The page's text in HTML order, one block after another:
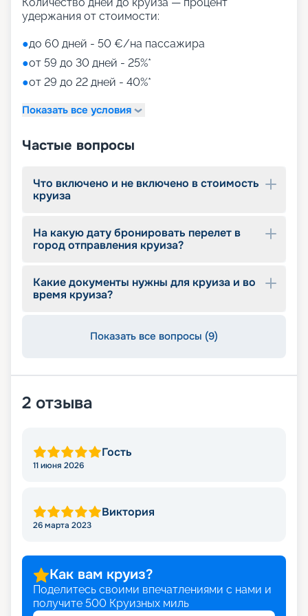
«Круиз.онлайн»
Наша компания предлагает купить путевки на
круизы MSC World Europa не выходя из дома. На
нашем сайте вы найдете всю необходимую
круизов на 2026 - 2027 г., характеристики
лайнера, описание кают, цены на путевки, фото
Опытные специалисты с удовольствием
оказывать информационную поддержку на
протяжении круиза. Бронируйте путевки и
лайнере из будущего!
удержания от стоимости:
●до 60 дней - 50 €/на пассажира
●от 59 до 30 дней - 25%*
●от 29 до 22 дней - 40%*
Показать все условия
Частые вопросы
Что включено и не включено в стоимость
круиза
На какую дату бронировать перелет в
город отправления круиза?
Какие документы нужны для круиза и во
время круиза?
Показать все вопросы (9)
2 отзыва
Гость
11 июня 2026
Виктория
26 марта 2023
Как вам круиз?
Поделитесь своими впечатлениями с нами и
получите 500 Круизных миль